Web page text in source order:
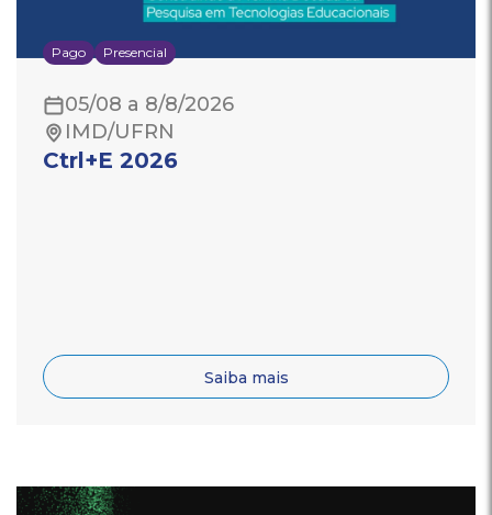
Pago Presencial
05/08 a 8/8/2026
IMD/UFRN
Ctrl+E 2026
Saiba mais